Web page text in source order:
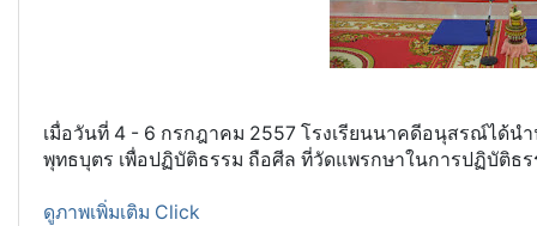
เมื่อวันที่ 4 - 6 กรกฎาคม 2557 โรงเรียนนาคดีอนุสรณ์ได้
พุทธบุตร เพื่อปฏิบัติธรรม ถือศีล ที่วัดแพรกษาในการปฏิบัติธ
ดูภาพเพิ่มเติม Click